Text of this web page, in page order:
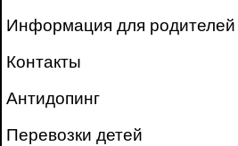
Информация для родителей
Контакты
Антидопинг
Перевозки детей